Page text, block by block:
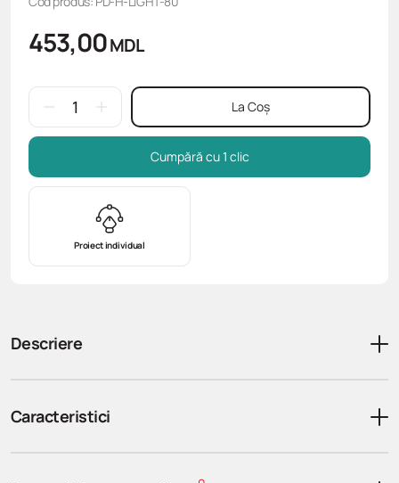
Proiect individual
453,00MDL
La Coș
Cumpără cu 1 clic
Descriere
Caracteristici